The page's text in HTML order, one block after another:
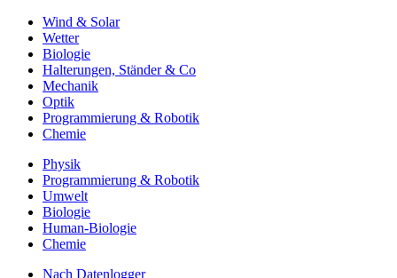
Wind & Solar
Wetter
Biologie
Halterungen, Ständer & Co
Mechanik
Optik
Programmierung & Robotik
Chemie
Physik
Programmierung & Robotik
Umwelt
Biologie
Human-Biologie
Chemie
Nach Datenlogger